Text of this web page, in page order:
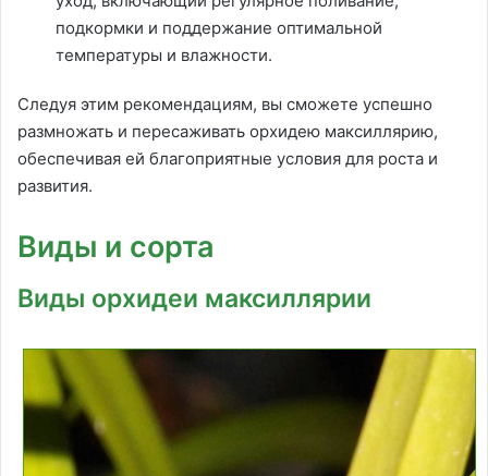
подкормки и поддержание оптимальной
температуры и влажности.
Следуя этим рекомендациям, вы сможете успешно
размножать и пересаживать орхидею максиллярию,
обеспечивая ей благоприятные условия для роста и
развития.
Виды и сорта
Виды орхидеи максиллярии